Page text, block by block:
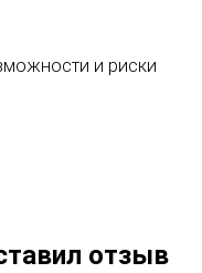
и риски
отзыв